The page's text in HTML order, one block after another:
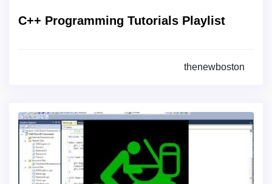
C++ Programming Tutorials Playlist
thenewboston